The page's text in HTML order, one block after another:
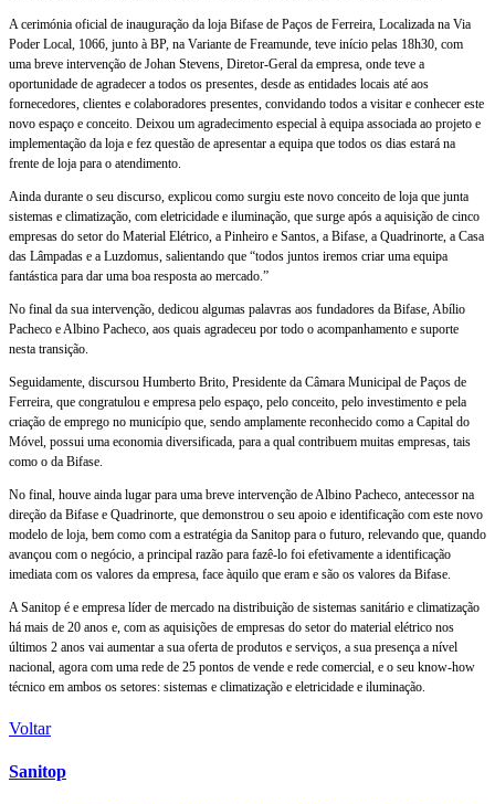
A cerimónia oficial de inauguração da loja Bifase de Paços de Ferreira, Localizada na Via
Poder Local, 1066, junto à BP, na Variante de Freamunde, teve início pelas 18h30, com
uma breve intervenção de Johan Stevens, Diretor-Geral da empresa, onde teve a
oportunidade de agradecer a todos os presentes, desde as entidades locais até aos
fornecedores, clientes e colaboradores presentes, convidando todos a visitar e conhecer este
novo espaço e conceito. Deixou um agradecimento especial à equipa associada ao projeto e
implementação da loja e fez questão de apresentar a equipa que todos os dias estará na
frente de loja para o atendimento.
Ainda durante o seu discurso, explicou como surgiu este novo conceito de loja que junta
sistemas e climatização, com eletricidade e iluminação, que surge após a aquisição de cinco
empresas do setor do Material Elétrico, a Pinheiro e Santos, a Bifase, a Quadrinorte, a Casa
das Lâmpadas e a Luzdomus, salientando que “todos juntos iremos criar uma equipa
fantástica para dar uma boa resposta ao mercado.”
No final da sua intervenção, dedicou algumas palavras aos fundadores da Bifase, Abílio
Pacheco e Albino Pacheco, aos quais agradeceu por todo o acompanhamento e suporte
nesta transição.
Seguidamente, discursou Humberto Brito, Presidente da Câmara Municipal de Paços de
Ferreira, que congratulou e empresa pelo espaço, pelo conceito, pelo investimento e pela
criação de emprego no município que, sendo amplamente reconhecido como a Capital do
Móvel, possui uma economia diversificada, para a qual contribuem muitas empresas, tais
como o da Bifase.
No final, houve ainda lugar para uma breve intervenção de Albino Pacheco, antecessor na
direção da Bifase e Quadrinorte, que demonstrou o seu apoio e identificação com este novo
modelo de loja, bem como com a estratégia da Sanitop para o futuro, relevando que, quando
avançou com o negócio, a principal razão para fazê-lo foi efetivamente a identificação
imediata com os valores da empresa, face àquilo que eram e são os valores da Bifase.
A Sanitop é e empresa líder de mercado na distribuição de sistemas sanitário e climatização
há mais de 20 anos e, com as aquisições de empresas do setor do material elétrico nos
últimos 2 anos vai aumentar a sua oferta de produtos e serviços, a sua presença a nível
nacional, agora com uma rede de 25 pontos de vende e rede comercial, e o seu know-how
técnico em ambos os setores: sistemas e climatização e eletricidade e iluminação.
Voltar
Sanitop